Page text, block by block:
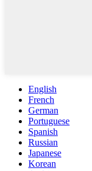
English
French
German
Portuguese
Spanish
Russian
Japanese
Korean